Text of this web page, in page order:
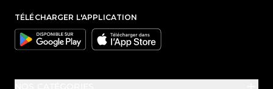
TÉLÉCHARGER L'APPLICATION
Google Apple